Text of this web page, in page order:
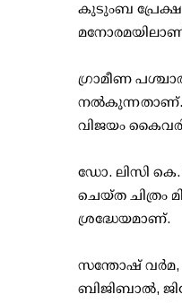
കുടുംബ
മനോരമയിലാണ്
ഗ്രാമീണ
നൽകുന്നതാണ്.
വിജയം
ഡോ. ലിസി കെ.
ചെയ്ത ചിത്രം
ശ്രദ്ധേയമാണ്.
സന്തോഷ് വർമ,
ബിജിബാൽ,